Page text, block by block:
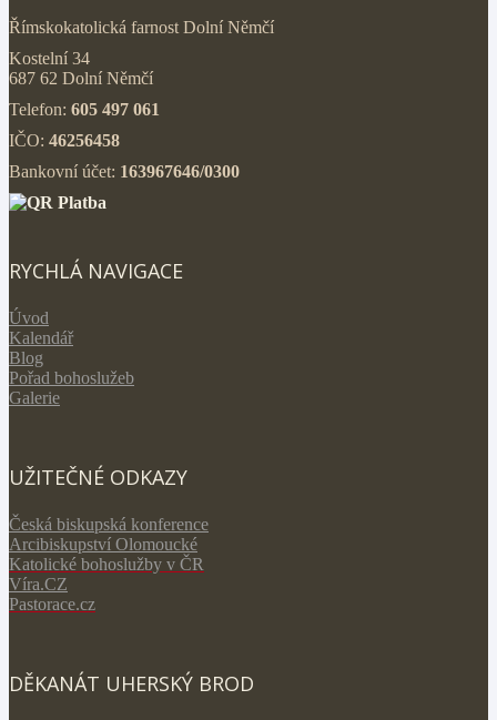
Římskokatolická farnost Dolní Němčí
Kostelní 34
687 62 Dolní Němčí
Telefon: 605 497 061
IČO: 46256458
Bankovní účet: 163967646/0300
RYCHLÁ NAVIGACE
Úvod
Kalendář
Blog
Pořad bohoslužeb
Galerie
UŽITEČNÉ ODKAZY
Česká biskupská konference
Arcibiskupství Olomoucké
Katolické bohoslužby v ČR
Víra.CZ
Pastorace.cz
DĚKANÁT UHERSKÝ BROD